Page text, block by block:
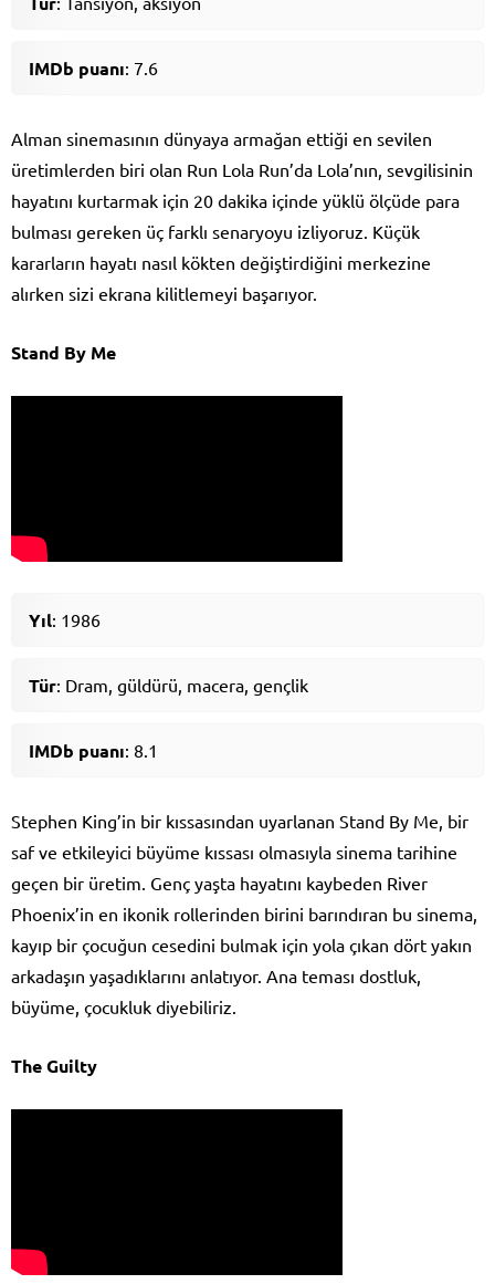
IMDb puanı: 7.6
Alman sinemasının dünyaya armağan ettiği en sevilen
üretimlerden biri olan Run Lola Run’da Lola’nın, sevgilisinin
hayatını kurtarmak için 20 dakika içinde yüklü ölçüde para
bulması gereken üç farklı senaryoyu izliyoruz. Küçük
kararların hayatı nasıl kökten değiştirdiğini merkezine
alırken sizi ekrana kilitlemeyi başarıyor.
Stand By Me
Yıl: 1986
Tür: Dram, güldürü, macera, gençlik
IMDb puanı: 8.1
Stephen King’in bir kıssasından uyarlanan Stand By Me, bir
saf ve etkileyici büyüme kıssası olmasıyla sinema tarihine
geçen bir üretim. Genç yaşta hayatını kaybeden River
Phoenix’in en ikonik rollerinden birini barındıran bu sinema,
kayıp bir çocuğun cesedini bulmak için yola çıkan dört yakın
arkadaşın yaşadıklarını anlatıyor. Ana teması dostluk,
büyüme, çocukluk diyebiliriz.
The Guilty